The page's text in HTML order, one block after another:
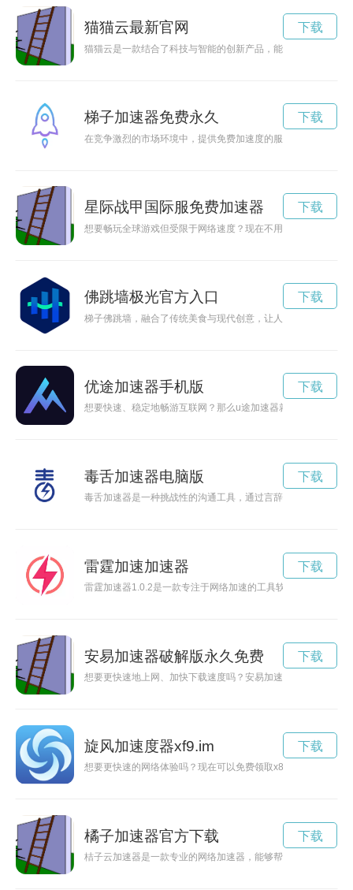
猫猫云最新官网
猫猫云是一款结合了科技与智能的创新产品，能够帮助主人更
下载
梯子加速器免费永久
在竞争激烈的市场环境中，提供免费加速度的服务可以吸引更
下载
星际战甲国际服免费加速器
想要畅玩全球游戏但受限于网络速度？现在不用担心了！免费
下载
佛跳墙极光官方入口
梯子佛跳墙，融合了传统美食与现代创意，让人耳目一新，口味
下载
优途加速器手机版
想要快速、稳定地畅游互联网？那么u途加速器就是您的不二选
下载
毒舌加速器电脑版
毒舌加速器是一种挑战性的沟通工具，通过言辞的尖锐和直接
下载
雷霆加速加速器
雷霆加速器1.0.2是一款专注于网络加速的工具软件，能够帮助
下载
安易加速器破解版永久免费
想要更快速地上网、加快下载速度吗？安易加速器为您提供永
下载
旋风加速度器xf9.im
想要更快速的网络体验吗？现在可以免费领取x821cc旋风加速
下载
橘子加速器官方下载
桔子云加速器是一款专业的网络加速器，能够帮助用户加快上
下载